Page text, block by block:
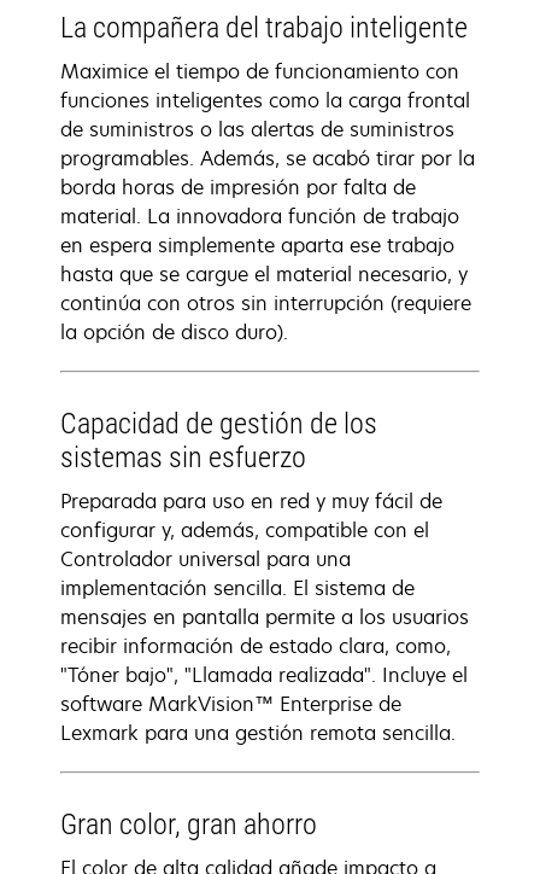
La compañera del trabajo inteligente
Maximice el tiempo de funcionamiento con
funciones inteligentes como la carga frontal
de suministros o las alertas de suministros
programables. Además, se acabó tirar por la
borda horas de impresión por falta de
material. La innovadora función de trabajo
en espera simplemente aparta ese trabajo
hasta que se cargue el material necesario, y
continúa con otros sin interrupción (requiere
la opción de disco duro).
Capacidad de gestión de los
sistemas sin esfuerzo
Preparada para uso en red y muy fácil de
configurar y, además, compatible con el
Controlador universal para una
implementación sencilla. El sistema de
mensajes en pantalla permite a los usuarios
recibir información de estado clara, como,
"Tóner bajo", "Llamada realizada". Incluye el
software MarkVision™ Enterprise de
Lexmark para una gestión remota sencilla.
Gran color, gran ahorro
El color de alta calidad añade impacto a